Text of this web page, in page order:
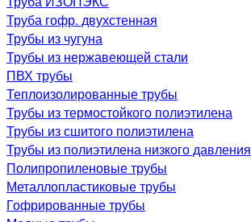
Труба гофр. двухстенная
Трубы из чугуна
Трубы из нержавеющей стали
ПВХ трубы
Теплоизолированные трубы
Трубы из термостойкого полиэтилена
Трубы из сшитого полиэтилена
Трубы из полиэтилена низкого давления
Полипропиленовые трубы
Металлопластиковые трубы
Гофрированные трубы